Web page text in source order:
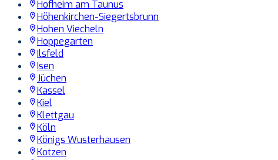
Hofheim am Taunus
Höhenkirchen-Siegertsbrunn
Hohen Viecheln
Hoppegarten
Ilsfeld
Isen
Jüchen
Kassel
Kiel
Klettgau
Köln
Königs Wusterhausen
Kotzen